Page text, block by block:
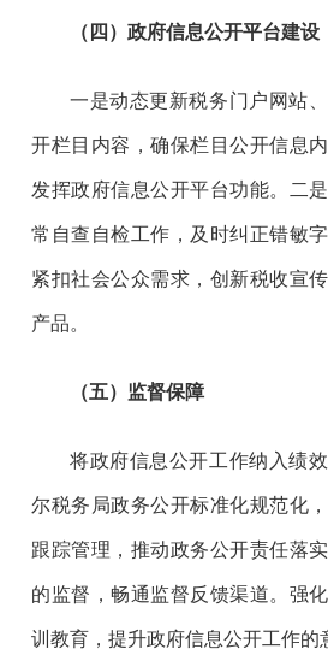
（四）政府信息公开平台建设
一是动态更新税务门户网站
开栏目内容，确保栏目公开信息
发挥政府信息公开平台功能。二
常自查自检工作，及时纠正错敏
紧扣社会公众需求，创新税收宣
产品。
（五）监督保障
将政府信息公开工作纳入绩
尔税务局政务公开标准化规范化
跟踪管理，推动政务公开责任落
的监督，畅通监督反馈渠道。强
训教育，提升政府信息公开工作的